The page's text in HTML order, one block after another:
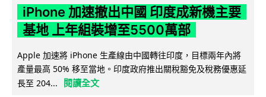
iPhone 加速撤出中國 印度成新機主要
基地 上年組裝增至5500萬部
Apple 加速將 iPhone 生產線由中國轉往印度，目標兩年內將
產量最高 50% 移至當地。印度政府推出關稅豁免及稅務優惠延
長至 204...
閱讀全文